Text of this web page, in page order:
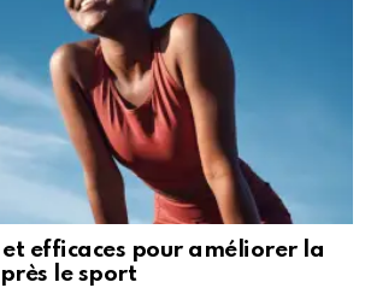
et efficaces pour améliorer la
le sport